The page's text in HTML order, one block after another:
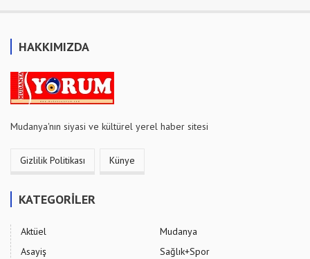
HAKKIMIZDA
Mudanya'nın siyasi ve kültürel yerel haber sitesi
Gizlilik Politikası Künye
KATEGORİLER
Aktüel
Asayiş
Mudanya
Sağlık+Spor